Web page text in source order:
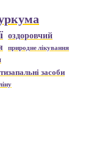
оздоровчий
природне лікування
засоби